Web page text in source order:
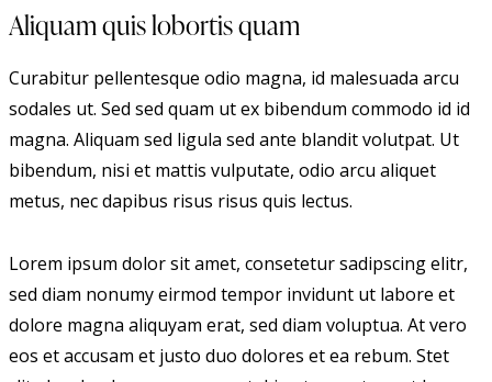
Aliquam quis lobortis quam
Curabitur pellentesque odio magna, id malesuada arcu
sodales ut. Sed sed quam ut ex bibendum commodo id id
magna. Aliquam sed ligula sed ante blandit volutpat. Ut
bibendum, nisi et mattis vulputate, odio arcu aliquet
metus, nec dapibus risus risus quis lectus.
Lorem ipsum dolor sit amet, consetetur sadipscing elitr,
sed diam nonumy eirmod tempor invidunt ut labore et
dolore magna aliquyam erat, sed diam voluptua. At vero
eos et accusam et justo duo dolores et ea rebum. Stet